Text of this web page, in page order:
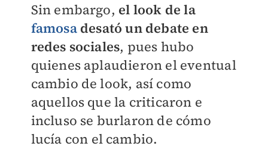
Sin embargo, el look de la
famosadesató un debate en
redes sociales, pues hubo
quienes aplaudieron el eventual
cambio de look, así como
aquellos que la criticaron e
incluso se burlaron de cómo
lucía con el cambio.